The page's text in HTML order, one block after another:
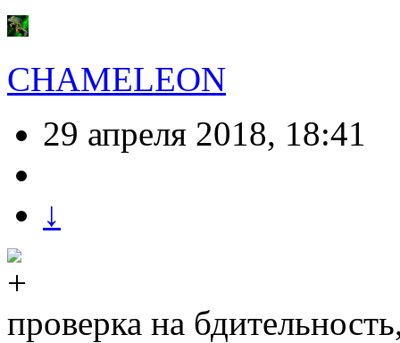
CHAMELEON
29 апреля 2018, 18:41
↓
проверка на